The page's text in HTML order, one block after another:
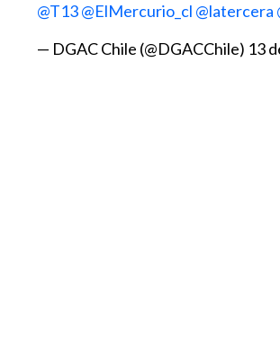
@T13@ElMercurio_cl @latercera
— DGAC Chile (@DGACChile) 13